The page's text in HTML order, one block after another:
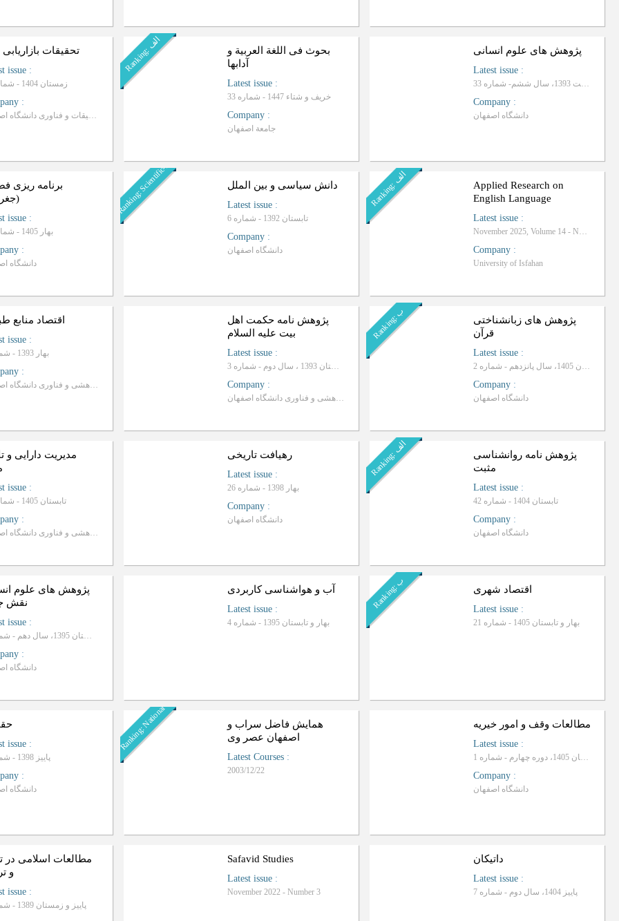
تحقیقات بازاریابی
issue :
زمستان 1404 - شماره 59
:
معاونت تحقیقات و فناوری دانشگاه اصفهان
R
a
n
k
i
n
g
:
ا
ل
ف
بحوث فی اللغة العربیة و
آدابها
Latest issue :
خریف و شتاء 1447 - شماره 33
Company :
جامعة اصفهان
پژوهش های علوم انسانی
Latest issue :
اردیبهشت 1393، سال ششم- شماره 33
Company :
دانشگاه اصفهان
برنامه ریزی
issue :
بهار 1405 - شماره 60
:
دانشگاه
Ranking: Scientific-Progrative دانش سیاسی و بین الملل
Latest issue :
تابستان 1392 - شماره 6
Company :
دانشگاه اصفهان
R
a
n
k
i
n
g
:
ا
ل
ف
Applied Research on
English Language
Latest issue :
November 2025, Volume 14 - Number 4
Company :
University of Isfahan
اقتصاد منابع
issue :
بهار 1393 - شماره 1
:
معاونت پژوهشی و فناوری دانشگاه اصفهان
پژوهش نامه حکمت اهل
بیت علیه السلام
Latest issue :
تابستان 1393 ، سال دوم - شماره 3
Company :
معاونت پژوهشی و فناوری دانشگاه اصفهان
R
a
n
k
i
n
g
:ب
پژوهش های زبانشناختی
قرآن
Latest issue :
تابستان 1405، سال پانزدهم - شماره 2
Company :
دانشگاه اصفهان
مدیریت دارایی و
issue :
تابستان 1405 - شماره 53
:
معاونت پژوهشی و فناوری دانشگاه اصفهان
رهیافت تاریخی
Latest issue :
بهار 1398 - شماره 26
Company :
دانشگاه اصفهان
R
a
n
k
i
n
g
:
ا
ل
ف
پژوهش نامه روانشناسی
مثبت
Latest issue :
تابستان 1404 - شماره 42
Company :
دانشگاه اصفهان
پژوهش های علوم
نقش
issue :
زمستان 1395، سال دهم - شماره 4
:
دانشگاه
آب و هواشناسی کاربردی
Latest issue :
بهار و تابستان 1395 - شماره 4
R
a
n
k
i
n
g
:ب
اقتصاد شهری
Latest issue :
بهار و تابستان 1405 - شماره 21
issue :
پاییز 1398 - شماره 9
:
دانشگاه
Ranking: National
همایش فاضل سراب و
اصفهان عصر وی
Latest Courses :
2003/12/22
مطالعات وقف و امور خیریه
Latest issue :
بهار و تابستان 1405، دوره چهارم - شماره 1
Company :
دانشگاه اصفهان
مطالعات اسلامی در
و
issue :
پاییز و زمستان 1389 - شماره 2
Safavid Studies
Latest issue :
November 2022 - Number 3
داتیکان
Latest issue :
پاییز 1404، سال دوم - شماره 7